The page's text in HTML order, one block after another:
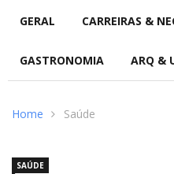
GERAL CARREIRAS &
GASTRONOMIA ARQ &
Home Saúde
SAÚDE